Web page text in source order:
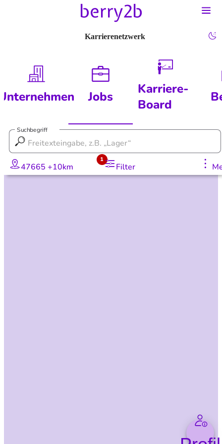
Karrierenetzwerk
Jobs
Karriere-
Board
Suchbegriff
47665 +10km Filter
1